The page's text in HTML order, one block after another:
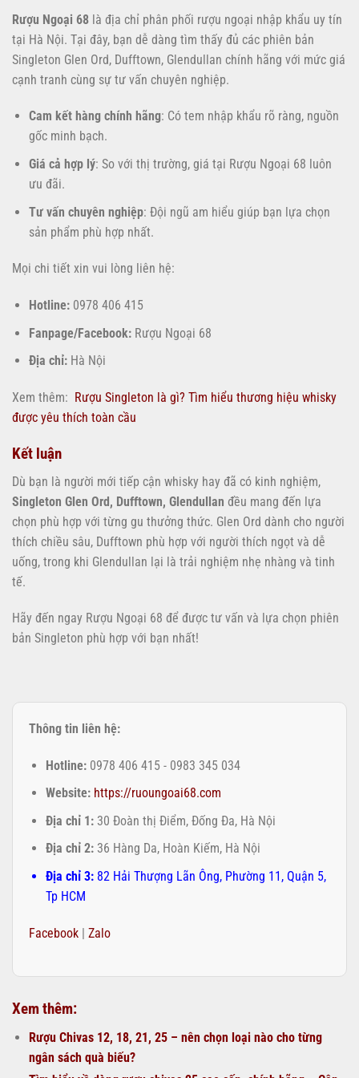
Rượu Ngoại 68 là địa chỉ phân phối rượu ngoại nhập khẩu uy tín
tại Hà Nội. Tại đây, bạn dễ dàng tìm thấy đủ các phiên bản
Singleton Glen Ord, Dufftown, Glendullan chính hãng với mức giá
cạnh tranh cùng sự tư vấn chuyên nghiệp.
Cam kết hàng chính hãng: Có tem nhập khẩu rõ ràng, nguồn
gốc minh bạch.
Giá cả hợp lý: So với thị trường, giá tại Rượu Ngoại 68 luôn
ưu đãi.
Tư vấn chuyên nghiệp: Đội ngũ am hiểu giúp bạn lựa chọn
sản phẩm phù hợp nhất.
Mọi chi tiết xin vui lòng liên hệ:
Hotline:0978 406 415
Fanpage/Facebook:Rượu Ngoại 68
Địa chỉ:Hà Nội
Xem thêm: Rượu Singleton là gì? Tìm hiểu thương hiệu whisky
được yêu thích toàn cầu
Kết luận
Dù bạn là người mới tiếp cận whisky hay đã có kinh nghiệm,
Singleton Glen Ord, Dufftown, Glendullan đều mang đến lựa
chọn phù hợp với từng gu thưởng thức. Glen Ord dành cho người
thích chiều sâu, Dufftown phù hợp với người thích ngọt và dễ
uống, trong khi Glendullan lại là trải nghiệm nhẹ nhàng và tinh
tế.
Hãy đến ngay Rượu Ngoại 68 để được tư vấn và lựa chọn phiên
bản Singleton phù hợp với bạn nhất!
Thông tin liên hệ:
Hotline:0978 406 415 - 0983 345 034
Website: https://ruoungoai68.com
Địa chỉ 1:30 Đoàn thị Điểm, Đống Đa, Hà Nội
Địa chỉ 2:36 Hàng Da, Hoàn Kiếm, Hà Nội
Địa chỉ 3:82 Hải Thượng Lãn Ông, Phường 11, Quận 5,
Tp HCM
Facebook | Zalo
Xem thêm:
Rượu Chivas 12, 18, 21, 25 – nên chọn loại nào cho từng
ngân sách quà biếu?